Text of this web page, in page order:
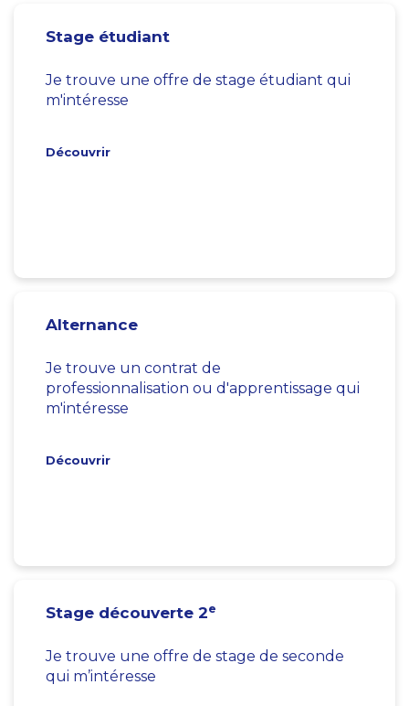
Stage étudiant
Je trouve une offre de stage étudiant qui
m'intéresse
Découvrir
Alternance
Je trouve un contrat de
professionnalisation ou d'apprentissage qui
m'intéresse
Découvrir
Stage découverte 2e
Je trouve une offre de stage de seconde
qui m’intéresse